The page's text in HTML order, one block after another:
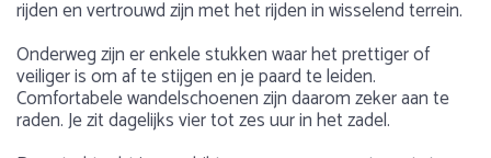
rijden en vertrouwd zijn met het rijden in wisselend terrein.
Onderweg zijn er enkele stukken waar het prettiger of
veiliger is om af te stijgen en je paard te leiden.
Comfortabele wandelschoenen zijn daarom zeker aan te
raden. Je zit dagelijks vier tot zes uur in het zadel.